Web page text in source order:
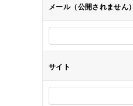
ョ
メール（公開されません）
サイト